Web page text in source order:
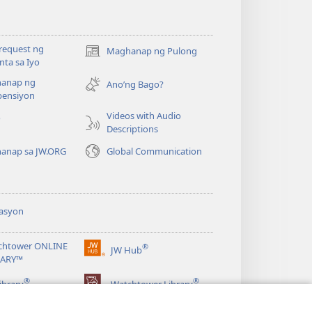
ng
sa Iyo
Maghanap ng Pulong
(may
na
window)
ng
Ano’ng Bago?
Videos with Audio
Descriptions
sa JW.ORG
Global Communication
ONLINE
JW Hub®
(may
na
® Watchtower Library®